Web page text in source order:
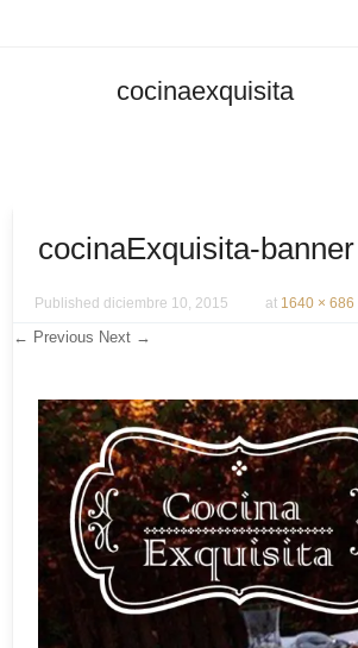
cocinaexquisita
cocinaExquisita-banner
Published diciembre 10, 2015 at 1640 × 686
← Previous Next →